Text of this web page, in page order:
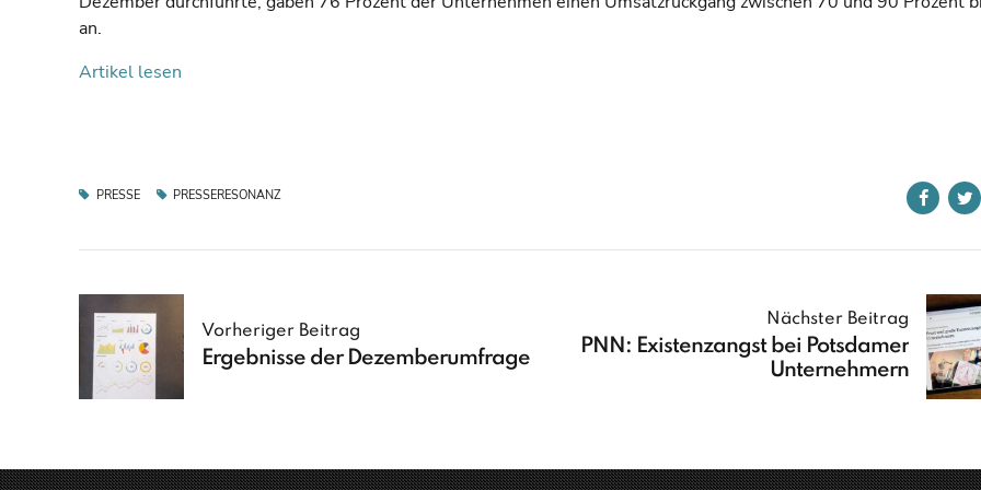
an.
Artikel lesen
PRESSE PRESSERESONANZ
Vorheriger Beitrag
Ergebnisse der Dezemberumfrage
Nächster Beitrag
PNN: Existenzangst bei Potsdamer
Unternehmern